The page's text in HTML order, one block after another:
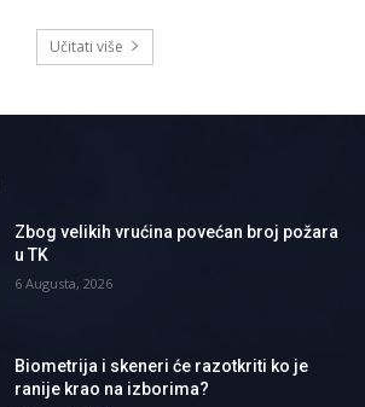
Učitati više
Zbog velikih vrućina povećan broj požara
u TK
6 Augusta, 2026
Biometrija i skeneri će razotkriti ko je
ranije krao na izborima?